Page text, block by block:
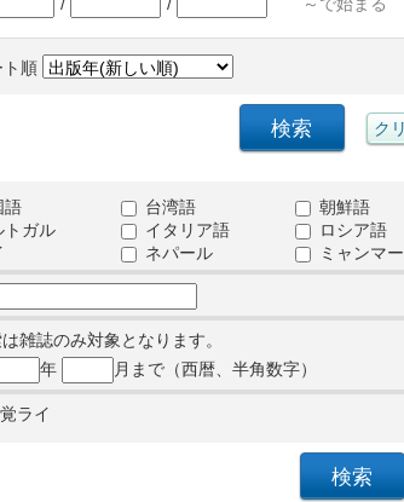
ト順
語 台湾語 朝鮮語
トガル イタリア語 ロシア語
ネパール ミャンマー
雑誌のみ対象となります。
年 月まで（西暦、半角数字）
ライ